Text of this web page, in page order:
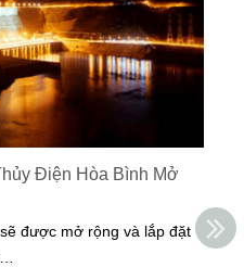
Điện Hòa Bình Mở
được mở rộng và lắp đặt